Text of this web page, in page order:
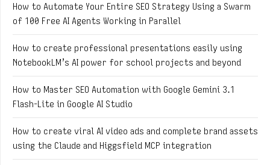
How to Automate Your Entire SEO Strategy Using a Swarm
of 100 Free AI Agents Working in Parallel
How to create professional presentations easily using
NotebookLM’s AI power for school projects and beyond
How to Master SEO Automation with Google Gemini 3.1
Flash-Lite in Google AI Studio
How to create viral AI video ads and complete brand assets
using the Claude and Higgsfield MCP integration